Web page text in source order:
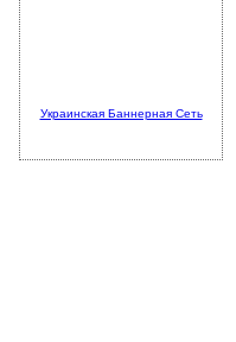
Украинская Баннерная Сеть